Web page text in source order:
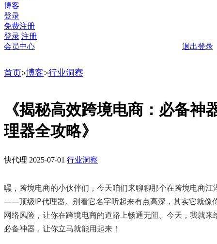
博客
登录
免费注册
登录 注册
会员中心
退出登录
首页>博客>行业洞察
《揭秘高效跨境电商：必备
理器全攻略》
快代理 2025-07-01 行业洞察
嘿，跨境电商的小伙伴们，今天咱们来聊聊那个在跨境电商
——顶级IP代理器。别看它名字听起来有点高深，其实它就像
网络风险，让你在跨境电商的道路上畅通无阻。今天，我就
必备神器，让你立马就能用起来！